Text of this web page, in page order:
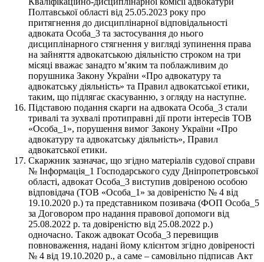
Полтавської області від 25.05.2023 року про
притягнення до дисциплінарної відповідальності
адвоката Особа_3 та застосування до нього
дисциплінарного стягнення у вигляді зупинення права
на зайняття адвокатською діяльністю строком на три
місяці вважає занадто м’яким та поблажливим до
порушника Закону України «Про адвокатуру та
адвокатську діяльність» та Правил адвокатської етики,
таким, що підлягає скасуванню, з огляду на наступне.
Підставою подання скарги на адвоката Особа_3 стали
тривалі та зухвалі протиправні дії проти інтересів ТОВ
«Особа_1», порушення вимог Закону України «Про
адвокатуру та адвокатську діяльність», Правил
адвокатської етики.
Скаржник зазначає, що згідно матеріалів судової справи
№ Інформація_1 Господарського суду Дніпропетровської
області, адвокат Особа_3 виступив довіреною особою
відповідача (ТОВ «Особа_1» за довіреністю № 4 від
19.10.2020 р.) та представником позивача (ФОП Особа_5
за Договором про надання правової допомоги від
25.08.2022 р. та довіреністю від 25.08.2022 р.)
одночасно. Також адвокат Особа_3 перевищив
повноваження, надані йому клієнтом згідно довіреності
№ 4 від 19.10.2020 р., а саме – самовільно підписав Акт